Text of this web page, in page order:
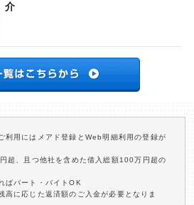
介
利用にはメアド登録とWeb明細利用の登録が
超、且つ他社を含めた借入総額100万円超の
ばパート・バイトOK
高に応じた返済額のご入金が必要となりま